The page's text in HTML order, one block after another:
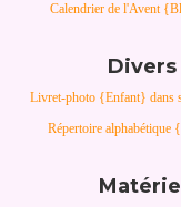
Calendrier de l'Avent
Divers
Livret-photo {Enfant} dans
Répertoire alphabétique
Matériel